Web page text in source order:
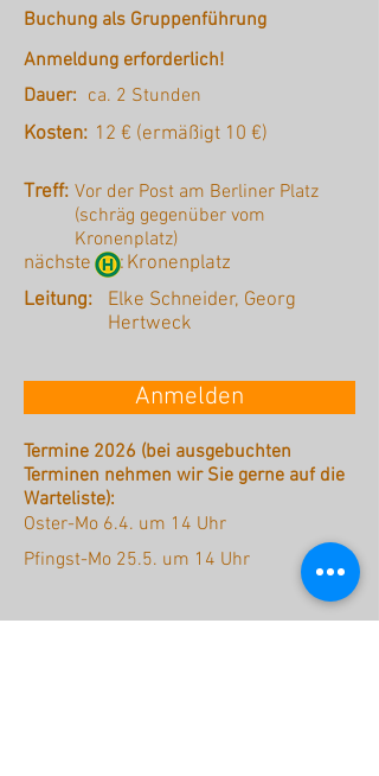
Buchung als Gruppenführung
Anmeldung erforderlich!
ca. 2 Stunden
Dauer:
Kosten: 12 € (ermäßigt 10 €)
Treff: Vor der Post am Berliner Platz
(schräg gegenüber vom
Kronenplatz)
nächste : Kronenplatz
Leitung:
Elke Schneider, Georg
Hertweck
Anmelden
Termine 2026 (bei ausgebuchten
Terminen nehmen wir Sie gerne auf die
Warteliste):
Oster-Mo 6.4. um 14 Uhr
Pfingst-Mo 25.5. um 14 Uhr